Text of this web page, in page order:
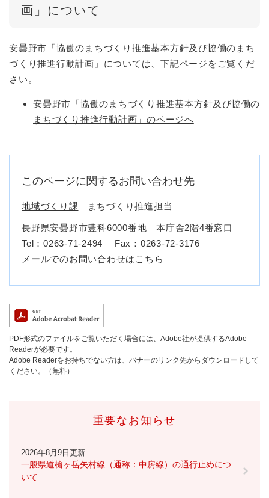
画」について
安曇野市「協働のまちづくり推進基本方針及び協働のまち
づくり推進行動計画」については、下記ページをご覧くだ
さい。
安曇野市「協働のまちづくり推進基本方針及び協働の
まちづくり推進行動計画」のページへ
このページに関するお問い合わせ先
地域づくり課 まちづくり推進担当
長野県安曇野市豊科6000番地 本庁舎2階4番窓口
Tel：0263-71-2494
Fax：0263-72-3176
メールでのお問い合わせはこちら
PDF形式のファイルをご覧いただく場合には、Adobe社が提供するAdobe
Readerが必要です。
Adobe Readerをお持ちでない方は、バナーのリンク先からダウンロードして
ください。（無料）
重要なお知らせ
2026年8月9日更新
一般県道槍ヶ岳矢村線（通称：中房線）の通行止めにつ
いて